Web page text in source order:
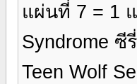
แผ่นที่ 7 = 1
Syndrome
Teen Wolf